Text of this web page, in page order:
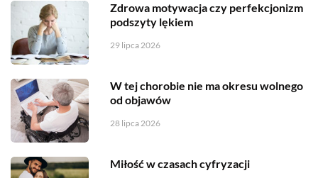
Zdrowa motywacja czy perfekcjonizm
podszyty lękiem
29 lipca 2026
W tej chorobie nie ma okresu wolnego
od objawów
28 lipca 2026
Miłość w czasach cyfryzacji